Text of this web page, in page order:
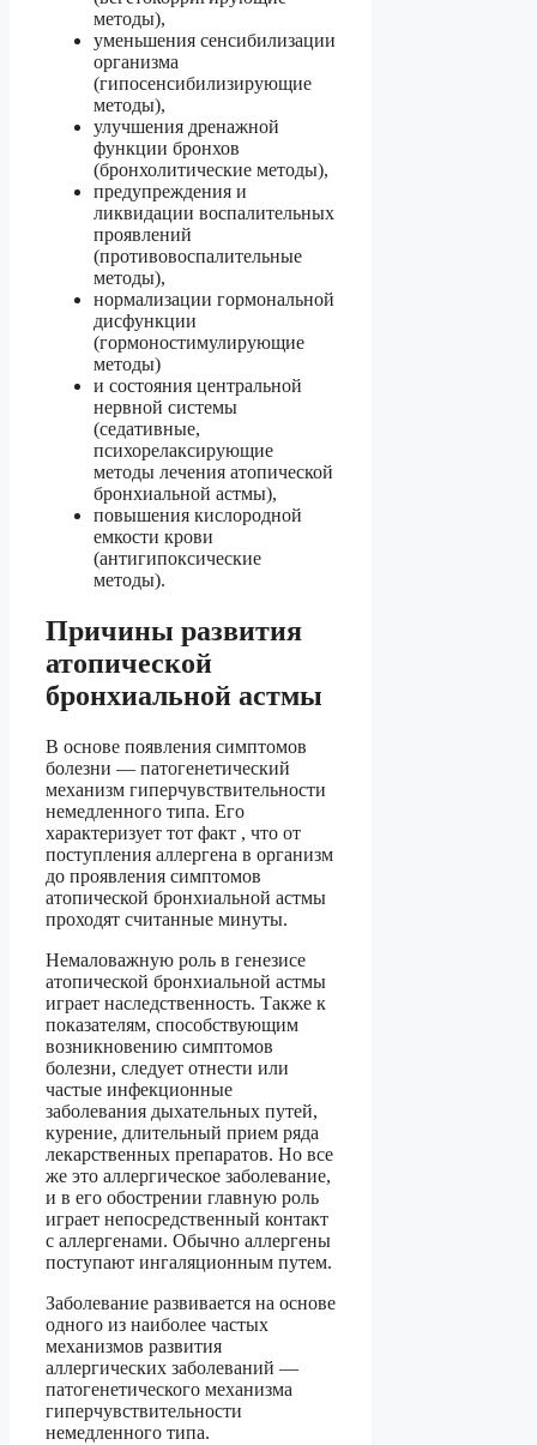
методы),
уменьшения сенсибилизации
организма
(гипосенсибилизирующие
методы),
улучшения дренажной
функции бронхов
(бронхолитические методы),
предупреждения и
ликвидации воспалительных
проявлений
(противовоспалительные
методы),
нормализации гормональной
дисфункции
(гормоностимулирующие
методы)
и состояния центральной
нервной системы
(седативные,
психорелаксирующие
методы лечения атопической
бронхиальной астмы),
повышения кислородной
емкости крови
(антигипоксические
методы).
Причины развития
атопической
бронхиальной астмы
В основе появления симптомов
болезни — патогенетический
механизм гиперчувствительности
немедленного типа. Его
характеризует тот факт , что от
поступления аллергена в организм
до проявления симптомов
атопической бронхиальной астмы
проходят считанные минуты.
Немаловажную роль в генезисе
атопической бронхиальной астмы
играет наследственность. Также к
показателям, способствующим
возникновению симптомов
болезни, следует отнести или
частые инфекционные
заболевания дыхательных путей,
курение, длительный прием ряда
лекарственных препаратов. Но все
же это аллергическое заболевание,
и в его обострении главную роль
играет непосредственный контакт
с аллергенами. Обычно аллергены
поступают ингаляционным путем.
Заболевание развивается на основе
одного из наиболее частых
механизмов развития
аллергических заболеваний —
патогенетического механизма
гиперчувствительности
немедленного типа.